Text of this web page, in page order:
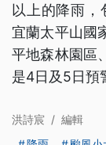
以上的降雨，
宜蘭太平山國
平地森林園區
是4日及5日預
洪詩宸 / 編輯